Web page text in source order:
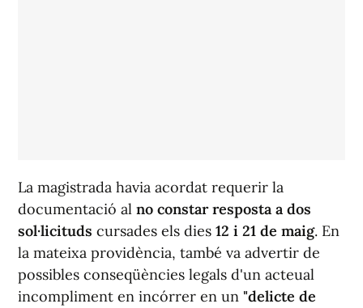
La magistrada havia acordat requerir la
documentació al no constar resposta a dos
sol·licituds cursades els dies 12 i 21 de maig. En
la mateixa providència, també va advertir de
possibles conseqüències legals d'un acteual
incompliment en incórrer en un "delicte de